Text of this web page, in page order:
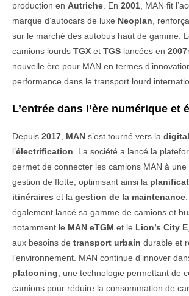
production en Autriche. En 2001, MAN fit
marque d’autocars de luxe Neoplan,
sur le marché des autobus haut de gamme.
camions lourds TGX et TGS lancées en 2007
nouvelle ère pour MAN en termes
performance dans le transport lourd
L’entrée dans l’ère numérique et
Depuis 2017, MAN s’est tourné vers la
l’électrification. La société a lancé la
permet de connecter les camions MAN à
gestion de flotte, optimisant ainsi la
itinéraires et la gestion de la maintenance
également lancé sa gamme de camions et
notamment le MAN eTGM et le Lion’s City E
aux besoins de transport urbain durable et
l’environnement. MAN continue d’innover
platooning, une technologie permettant de
camions pour réduire la consommation de